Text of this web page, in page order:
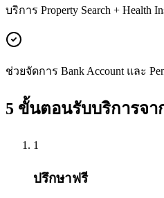
บริการ Property Search + Health
ช่วยจัดการ Bank Account และ
5 ขั้นตอนรับบริการจา
1
ปรึกษาฟรี